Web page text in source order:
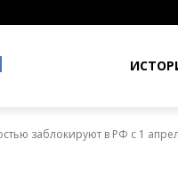
заблокируют в РФ с 1